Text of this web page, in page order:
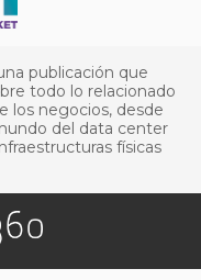
publicación que
todo lo relacionado
los negocios, desde
del data center
físicas